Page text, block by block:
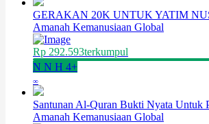
GERAKAN 20K UNTUK YATIM
Amanah Kemanusiaan Global
Rp 292.593terkumpul
N N H 4+
∞
Santunan Al-Quran Bukti Nyata Untuk
Amanah Kemanusiaan Global